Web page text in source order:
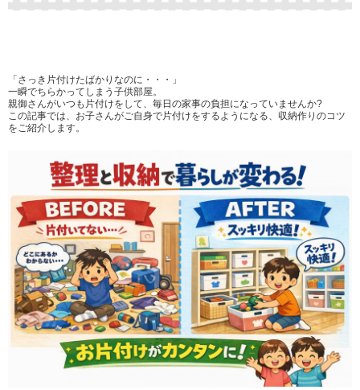
「さっき片付けたばかりなのに・・・」
一瞬でちらかってしまう子供部屋。
親御さんがいつも片付けをして、毎日の家事の負担になっていませんか?
この記事では、お子さんがご自身で片付けをするようになる、収納作りのコツ
をご紹介します。